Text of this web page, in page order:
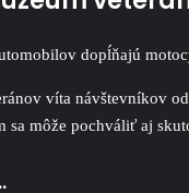
dopĺňajú
víta návštevníkov
sa môže pochváliť aj